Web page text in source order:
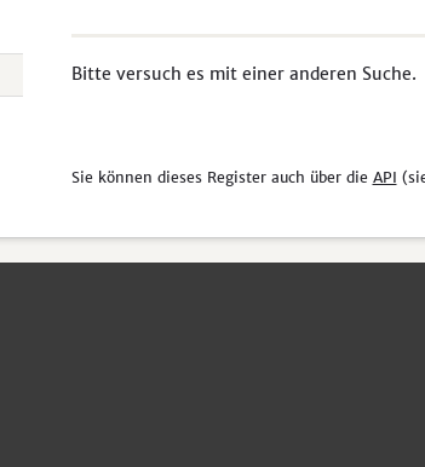
Bitte versuch es mit einer anderen Suche.
Sie können dieses Register auch über die API